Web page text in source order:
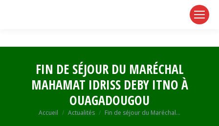
FIN DE SÉJOUR DU MARÉCHAL
MAHAMAT IDRISS DEBY ITNO À
OUAGADOUGOU
Vous êtes ici :
Accueil Actualités Fin de séjour du Maréchal…